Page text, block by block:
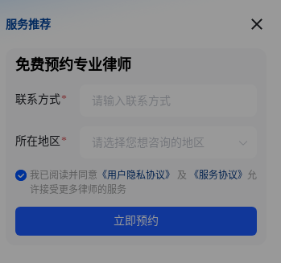
服务推荐
服务推荐
免费预约专业律师
联系方式
所在地区
我已阅读并同意 《用户隐私协议》 及 《服务协议》 允
许接受更多律师的服务
立即预约